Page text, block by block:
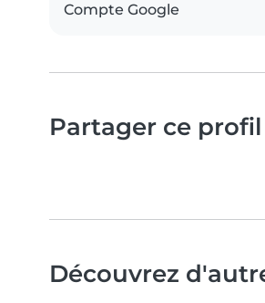
Compte Google
Partager ce profil
Découvrez